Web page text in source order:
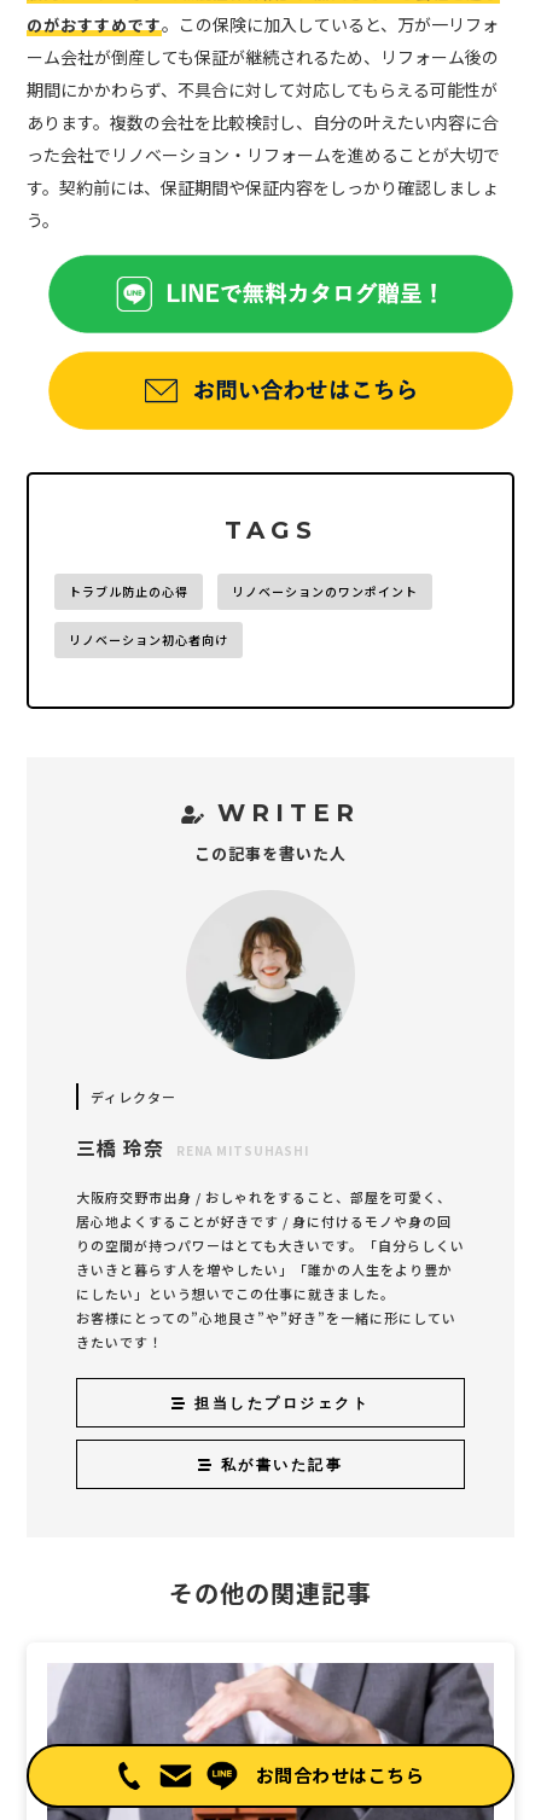
お問合わせはこちら
のがおすすめです。この保険に加入していると、万が一リフォ
ーム会社が倒産しても保証が継続されるため、リフォーム後の
期間にかかわらず、不具合に対して対応してもらえる可能性が
あります。複数の会社を比較検討し、自分の叶えたい内容に合
った会社でリノベーション・リフォームを進めることが大切で
す。契約前には、保証期間や保証内容をしっかり確認しましょ
う。
TAGS
トラブル防止の心得 リノベーションのワンポイント
リノベーション初心者向け
WRITER
この記事を書いた人
ディレクター
三橋 玲奈 RENA MITSUHASHI
大阪府交野市出身 / おしゃれをすること、部屋を可愛く、
居心地よくすることが好きです / 身に付けるモノや身の回
りの空間が持つパワーはとても大きいです。「自分らしくい
きいきと暮らす人を増やしたい」「誰かの人生をより豊か
にしたい」という想いでこの仕事に就きました。
お客様にとっての”心地良さ”や”好き”を一緒に形にしてい
きたいです！
担当したプロジェクト
私が書いた記事
その他の関連記事